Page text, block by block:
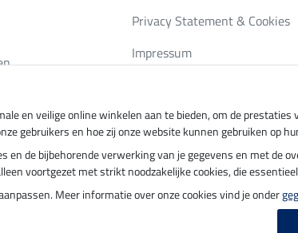
Privacy Statement & Cookies
Impressum
Veilig betalen met
en veilige online winkelen aan te bieden, om de
gebruikers en hoe zij onze website kunnen gebruiken op
en de bijbehorende verwerking van je gegevens en met de
voortgezet met strikt noodzakelijke cookies, die
Meer informatie over onze cookies vind je onder